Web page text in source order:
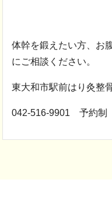
体幹を鍛えたい方、お
にご相談ください。
東大和市駅前はり灸整
042-516-9901 予約制